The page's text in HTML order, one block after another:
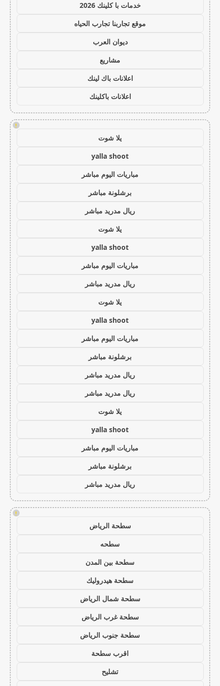
خدمات با كلينك 2026
موقع تجاربنا تجارب الحياه
ديوان العرب
مشاريع
اعلانات باك لينك
اعلانات باكلينك
!
يلا شوت
yalla shoot
مباريات اليوم مباشر
برشلونة مباشر
ريال مدريد مباشر
يلا شوت
yalla shoot
مباريات اليوم مباشر
ريال مدريد مباشر
يلا شوت
yalla shoot
مباريات اليوم مباشر
برشلونة مباشر
ريال مدريد مباشر
ريال مدريد مباشر
يلا شوت
yalla shoot
مباريات اليوم مباشر
برشلونة مباشر
ريال مدريد مباشر
!
سطحة الرياض
سطحه
سطحة بين المدن
سطحة هيدروليك
سطحة شمال الرياض
سطحة غرب الرياض
سطحة جنوب الرياض
اقرب سطحة
تشليح